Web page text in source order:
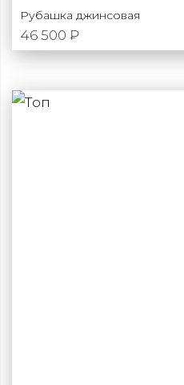
Рубашка джинсовая
46 500 ₽